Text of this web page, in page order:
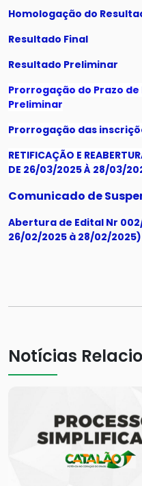
Homologação do
Resultado Final
Resultado Preliminar
Prorrogação do Prazo
Preliminar
Prorrogação das
RETIFICAÇÃO E
DE 26/03/2025 À 28/03/
Comunicado de
Abertura de Edital Nr
26/02/2025 à 28/02/2025)
Notícias